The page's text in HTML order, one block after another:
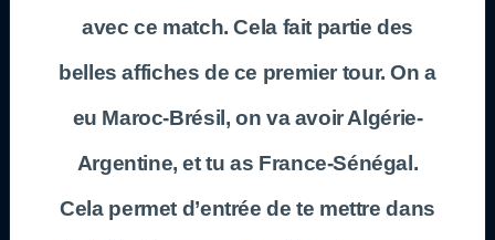
avec ce match. Cela fait partie des
belles affiches de ce premier tour. On a
eu Maroc-Brésil, on va avoir Algérie-
Argentine, et tu as France-Sénégal.
Cela permet d’entrée de te mettre dans